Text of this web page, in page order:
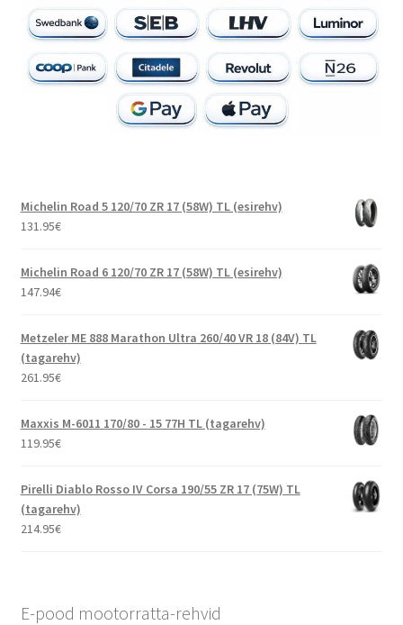
Michelin Road 5 120/70 ZR 17 (58W) TL (esirehv)
131.95€
Michelin Road 6 120/70 ZR 17 (58W) TL (esirehv)
147.94€
Metzeler ME 888 Marathon Ultra 260/40 VR 18 (84V) TL
(tagarehv)
261.95€
Maxxis M-6011 170/80 - 15 77H TL (tagarehv)
119.95€
Pirelli Diablo Rosso IV Corsa 190/55 ZR 17 (75W) TL
(tagarehv)
214.95€
E-pood mootorratta-rehvid